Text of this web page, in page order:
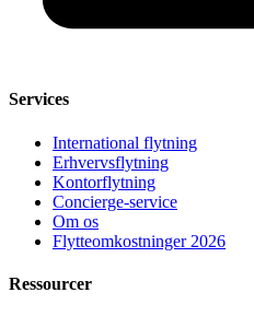
Services
International flytning
Erhvervsflytning
Kontorflytning
Concierge-service
Om os
Flytteomkostninger 2026
Ressourcer